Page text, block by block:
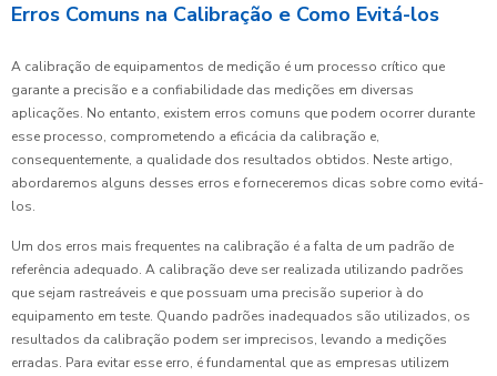
Erros Comuns na Calibração e Como Evitá-los
A calibração de equipamentos de medição é um processo crítico que
garante a precisão e a confiabilidade das medições em diversas
aplicações. No entanto, existem erros comuns que podem ocorrer durante
esse processo, comprometendo a eficácia da calibração e,
consequentemente, a qualidade dos resultados obtidos. Neste artigo,
abordaremos alguns desses erros e forneceremos dicas sobre como evitá-
los.
Um dos erros mais frequentes na calibração é a falta de um padrão de
referência adequado. A calibração deve ser realizada utilizando padrões
que sejam rastreáveis e que possuam uma precisão superior à do
equipamento em teste. Quando padrões inadequados são utilizados, os
resultados da calibração podem ser imprecisos, levando a medições
erradas. Para evitar esse erro, é fundamental que as empresas utilizem